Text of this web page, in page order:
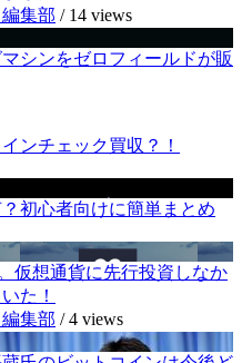
集部 / 14 views
シンをゼロフィールドが販
ンチェック買収？！
初心者向けに簡単まとめ
仮想通貨に先行投資しなか
た！
集部 /4 views